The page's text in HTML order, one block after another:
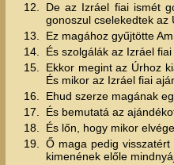
12.
De az Izráel fiai ismét
gonoszul cselekedtek az
13.
Ez magához gyűjtötte
14.
És szolgálák az Izráel
15.
Ekkor megint az Úrhoz
És mikor az Izráel fiai
16.
Ehud szerze magának
17.
És bemutatá az
18.
És lőn, hogy mikor
19.
Ő maga pedig
kimenének előle